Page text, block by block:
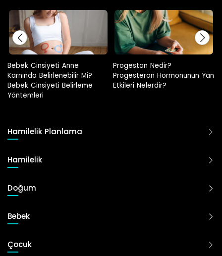
Progestan Nedir?
Progesteron Hormonunun Yan
Etkileri Nelerdir?
Hamilelikte Adet Görülür
Hamilelik Planlama
Hamilelik
Doğum
Bebek
Çocuk